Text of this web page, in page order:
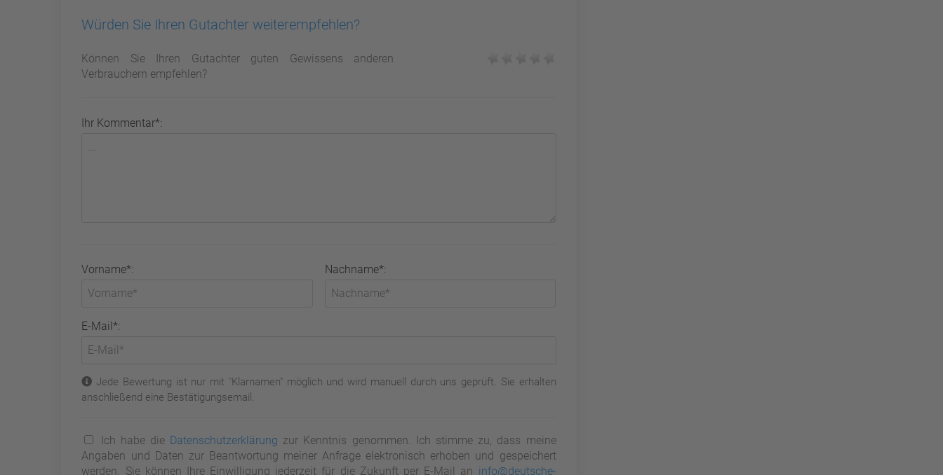
Würden Sie Ihren Gutachter weiterempfehlen?
Können Sie Ihren Gutachter guten Gewissens anderen
Verbrauchern empfehlen?
Ihr Kommentar*:
Vorname*: Nachname*:
E-Mail*:
Jede Bewertung ist nur mit "Klarnamen" möglich und wird manuell durch uns geprüft. Sie erhalten
anschließend eine Bestätigungsemail.
Ich habe die Datenschutzerklärung zur Kenntnis genommen. Ich stimme zu, dass meine
Angaben und Daten zur Beantwortung meiner Anfrage elektronisch erhoben und gespeichert
werden. Sie können Ihre Einwilligung jederzeit für die Zukunft per E-Mail an info@deutsche-